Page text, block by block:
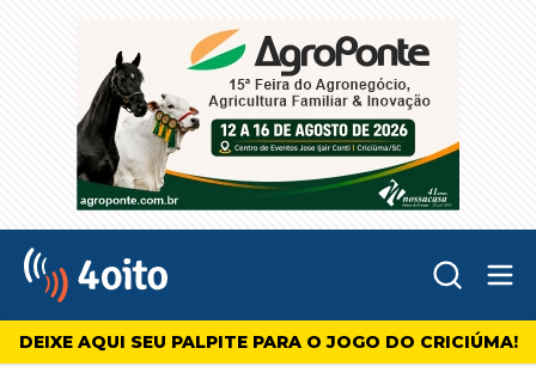
4oito
DEIXE AQUI SEU PALPITE PARA O JOGO DO CRICIÚMA!